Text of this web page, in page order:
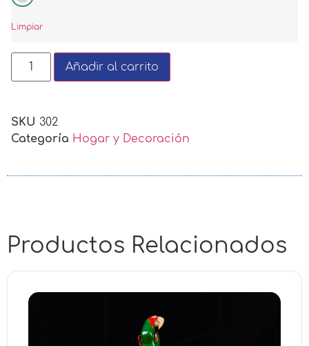
Limpiar
Añadir al carrito
SKU 302
Categoría Hogar y Decoración
Productos Relacionados